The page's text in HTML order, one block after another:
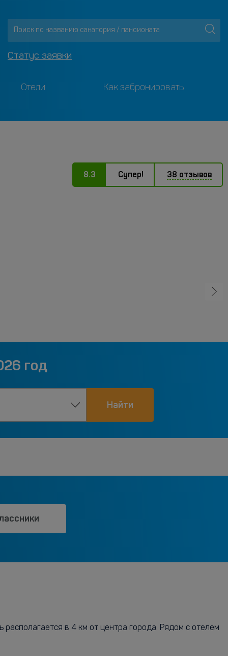
Статус заявки
Отели Как забронировать
8.3 Супер! 38 отзывов
год
Найти
в 4 км от центра города. Рядом с отелем